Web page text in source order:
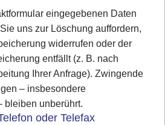
eingegebenen Daten
uns zur Löschung auffordern,
widerrufen oder der
entfällt (z. B. nach
Ihrer Anfrage). Zwingende
– insbesondere
bleiben unberührt.
oder Telefax